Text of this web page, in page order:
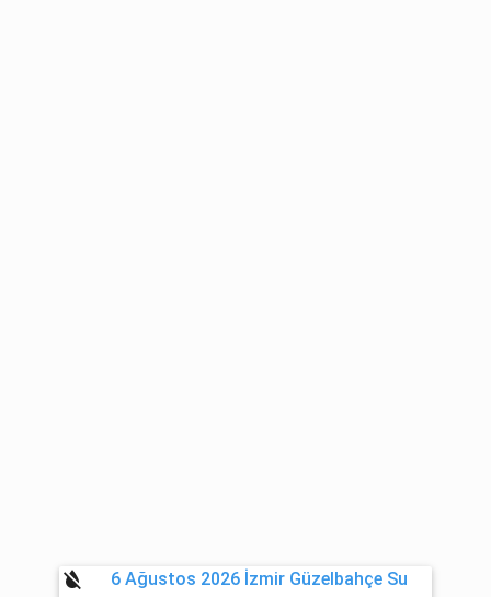
format_color_reset
6 Ağustos 2026 İzmir Güzelbahçe Su